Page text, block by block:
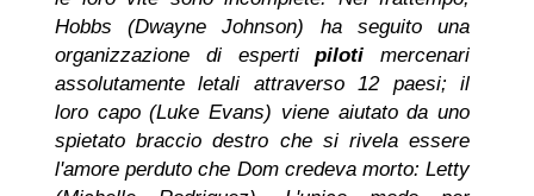
Hobbs (Dwayne Johnson) ha seguito una
organizzazione di espertipiloti mercenari
assolutamente letali attraverso 12 paesi; il
loro capo (Luke Evans) viene aiutato da uno
spietato braccio destro che si rivela essere
l'amore perduto che Dom credeva morto: Letty